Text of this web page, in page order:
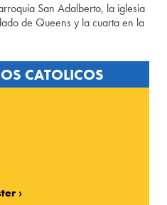
San Adalberto, la iglesia
de Queens y la cuarta en la
CATOLICOS